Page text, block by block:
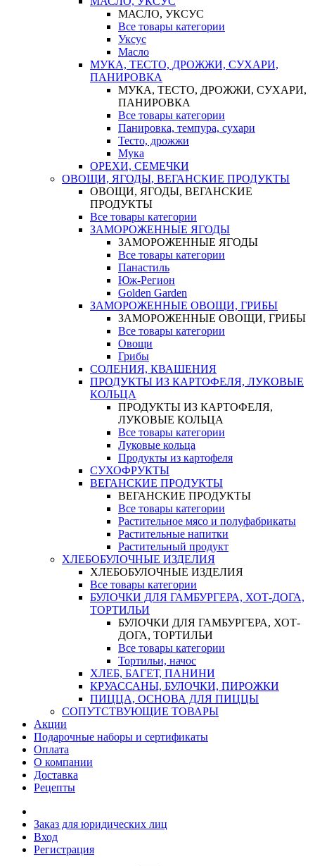
МАСЛО, УКСУС
Все товары категории
Уксус
Масло
МУКА, ТЕСТО, ДРОЖЖИ, СУХАРИ,
ПАНИРОВКА
МУКА, ТЕСТО, ДРОЖЖИ, СУХАРИ,
ПАНИРОВКА
Все товары категории
Панировка, темпура, сухари
Тесто, дрожжи
Мука
ОРЕХИ, СЕМЕЧКИ
ОВОЩИ, ЯГОДЫ, ВЕГАНСКИЕ ПРОДУКТЫ
ОВОЩИ, ЯГОДЫ, ВЕГАНСКИЕ
ПРОДУКТЫ
Все товары категории
ЗАМОРОЖЕННЫЕ ЯГОДЫ
ЗАМОРОЖЕННЫЕ ЯГОДЫ
Все товары категории
Панастиль
Юж-Регион
Golden Garden
ЗАМОРОЖЕННЫЕ ОВОЩИ, ГРИБЫ
ЗАМОРОЖЕННЫЕ ОВОЩИ, ГРИБЫ
Все товары категории
Овощи
Грибы
СОЛЕНИЯ, КВАШЕНИЯ
ПРОДУКТЫ ИЗ КАРТОФЕЛЯ, ЛУКОВЫЕ
КОЛЬЦА
ПРОДУКТЫ ИЗ КАРТОФЕЛЯ,
ЛУКОВЫЕ КОЛЬЦА
Все товары категории
Луковые кольца
Продукты из картофеля
СУХОФРУКТЫ
ВЕГАНСКИЕ ПРОДУКТЫ
ВЕГАНСКИЕ ПРОДУКТЫ
Все товары категории
Растительное мясо и полуфабрикаты
Растительные напитки
Растительный продукт
ХЛЕБОБУЛОЧНЫЕ ИЗДЕЛИЯ
ХЛЕБОБУЛОЧНЫЕ ИЗДЕЛИЯ
Все товары категории
БУЛОЧКИ ДЛЯ ГАМБУРГЕРА, ХОТ-ДОГА,
ТОРТИЛЬИ
БУЛОЧКИ ДЛЯ ГАМБУРГЕРА, ХОТ-
ДОГА, ТОРТИЛЬИ
Все товары категории
Тортильи, начос
ХЛЕБ, БАГЕТ, ПАНИНИ
КРУАССАНЫ, БУЛОЧКИ, ПИРОЖКИ
ПИЦЦА, ОСНОВА ДЛЯ ПИЦЦЫ
СОПУТСТВУЮЩИЕ ТОВАРЫ
Акции
Подарочные наборы и сертификаты
Оплата
О компании
Доставка
Рецепты
Заказ для юридических лиц
Вход
Регистрация